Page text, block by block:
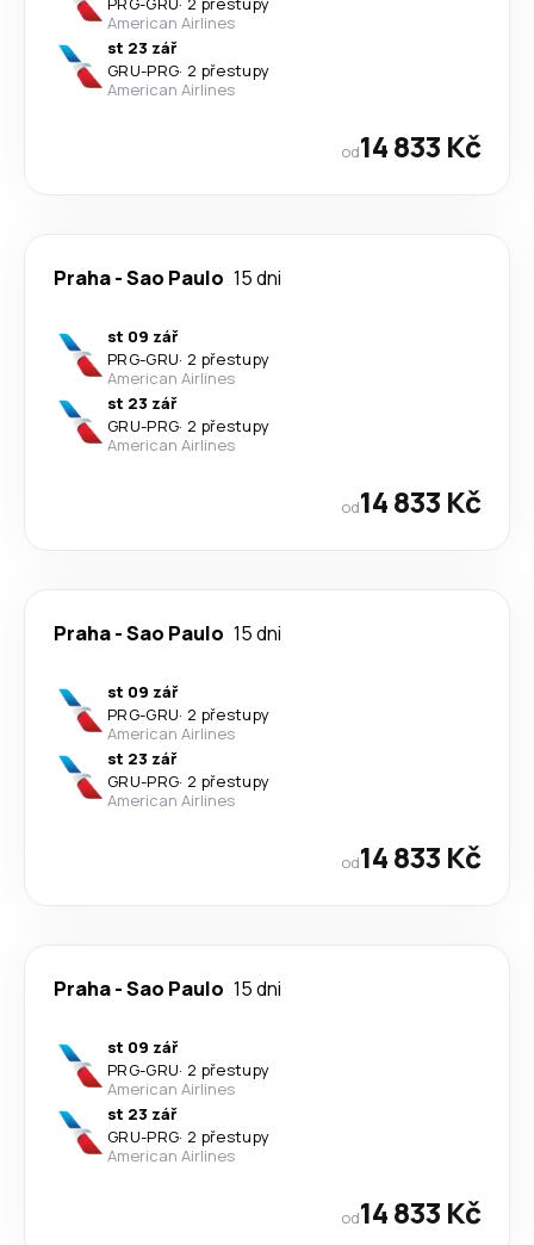
American Airlines
st 23 zář
GRU-PRG· 2 přestupy
American Airlines
od14 833 Kč
Praha-Sao Paulo 15 dni
st 09 zář
PRG-GRU· 2 přestupy
American Airlines
st 23 zář
GRU-PRG· 2 přestupy
American Airlines
od14 833 Kč
Praha-Sao Paulo 15 dni
st 09 zář
PRG-GRU· 2 přestupy
American Airlines
st 23 zář
GRU-PRG· 2 přestupy
American Airlines
od14 833 Kč
Praha-Sao Paulo 15 dni
st 09 zář
PRG-GRU· 2 přestupy
American Airlines
st 23 zář
GRU-PRG· 2 přestupy
American Airlines
od14 833 Kč